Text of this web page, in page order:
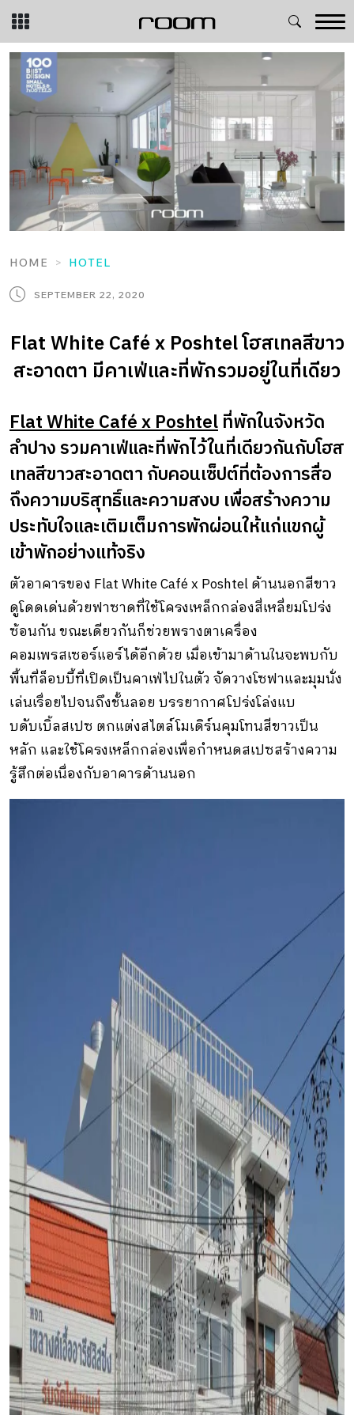
Skip
content
HOME HOTEL
SEPTEMBER 22, 2020
Flat White Café x Poshtel โฮสเทลสีขาว
สะอาดตา มีคาเฟ่และที่พักรวมอยู่ในที่เดียว
Flat White Café x Poshtelที่พักในจังหวัด
ลำปาง รวมคาเฟ่และที่พักไว้ในที่เดียวกันกับโฮส
เทลสีขาวสะอาดตา กับคอนเซ็ปต์ที่ต้องการสื่อ
ถึงความบริสุทธิ์และความสงบ เพื่อสร้างความ
ประทับใจและเติมเต็มการพักผ่อนให้แก่แขกผู้
เข้าพักอย่างแท้จริง
ตัวอาคารของ Flat White Café x Poshtel ด้านนอกสีขาว
ดูโดดเด่นด้วยฟาซาดที่ใช้โครงเหล็กกล่องสี่เหลี่ยมโปร่ง
ซ้อนกัน ขณะเดียวกันก็ช่วยพรางตาเครื่อง
คอมเพรสเซอร์แอร์ได้อีกด้วย เมื่อเข้ามาด้านในจะพบกับ
พื้นที่ล็อบบี้ที่เปิดเป็นคาเฟ่ไปในตัว จัดวางโซฟาและมุมนั่ง
เล่นเรื่อยไปจนถึงชั้นลอย บรรยากาศโปร่งโล่งแบ
บดับเบิ้ลสเปซ ตกแต่งสไตล์โมเดิร์นคุมโทนสีขาวเป็น
หลัก และใช้โครงเหล็กกล่องเพื่อกำหนดสเปซสร้างความ
รู้สึกต่อเนื่องกับอาคารด้านนอก